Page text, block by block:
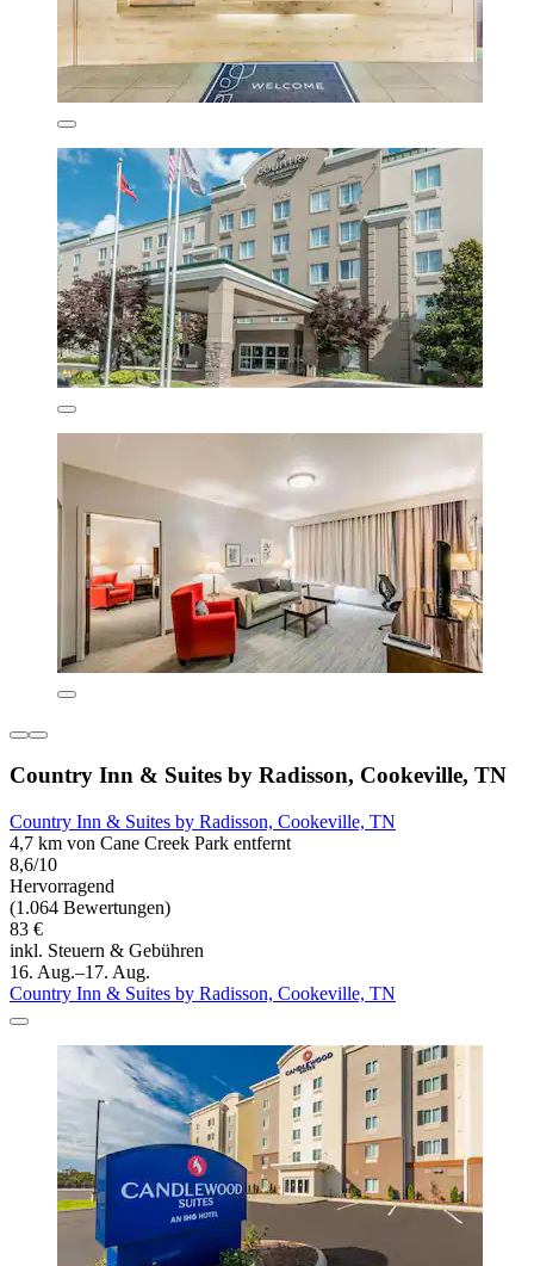
Country Inn & Suites by Radisson, Cookeville, TN
Country Inn & Suites by Radisson, Cookeville, TN
4,7 km von Cane Creek Park entfernt
8,6/10
Hervorragend
(1.064 Bewertungen)
83 €
inkl. Steuern & Gebühren
16. Aug.–17. Aug.
Country Inn & Suites by Radisson, Cookeville, TN